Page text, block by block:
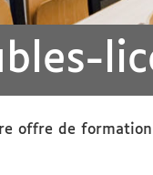
offre de formation